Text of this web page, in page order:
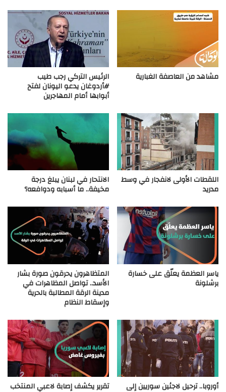
مشاهد من العاصفة الغبارية الرئيس التركي رجب طيب
#أردوغان يدعو اليونان لفتح
أبوابها أمام المهاجرين
‏اللقطات الأولى لانفجار في وسط
مدريد
الانتحار في لبنان يبلغ درجة
مخيفة.. ما أسبابه ودوافعه؟
ياسر العظمة يعلّق على خسارة
برشلونة
المتظاهرون يحرقون صورة بشار
الأسد.. تواصل المظاهرات في
مدينة الرقة المطالبة بالحرية
وإسقاط النظام
أوروبا.. ترحيل لاجئين سوريين إلى تقرير يكشف إصابة لاعبي المنتخب